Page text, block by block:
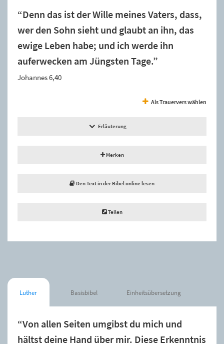
“Denn das ist der Wille meines Vaters, dass,
wer den Sohn sieht und glaubt an ihn, das
ewige Leben habe; und ich werde ihn
auferwecken am Jüngsten Tage.”
Johannes 6,40
Als Trauervers wählen
Erläuterung
Merken
Den Text in der Bibel online lesen
Teilen
Luther Basisbibel Einheitsübersetzung
“Von allen Seiten umgibst du mich und
hältst deine Hand über mir. Diese Erkenntnis